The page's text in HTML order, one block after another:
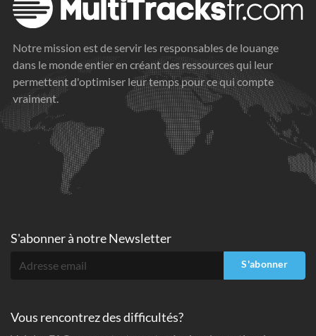
Notre mission est de servir les responsables de louange
dans le monde entier en créant des ressources qui leur
permettent d'optimiser leur temps pour ce qui compte
vraiment.
S'abonner à notre Newsletter
S'abonner
Vous rencontrez des difficultés?